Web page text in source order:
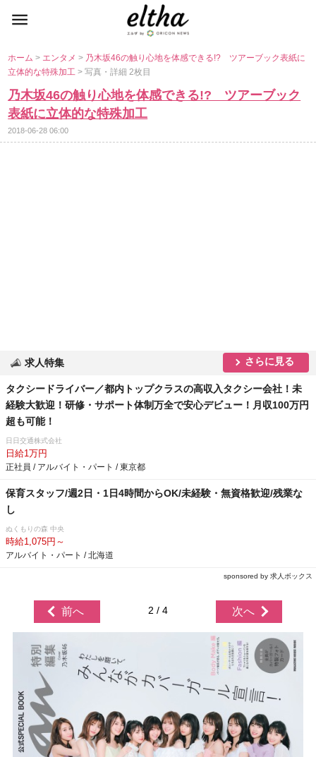
ホーム> エンタメ> 乃木坂46の触り心地を体感できる!? ツアーブック表紙に
立体的な特殊加工> 写真・詳細 2枚目
乃木坂46の触り心地を体感できる!? ツアーブック
表紙に立体的な特殊加工
2018-06-28 06:00
求人特集 さらに見る
タクシードライバー／都内トップクラスの高収入タクシー会社！未
経験大歓迎！研修・サポート体制万全で安心デビュー！月収100万円
超も可能！
日日交通株式会社
日給1万円
正社員 / アルバイト・パート / 東京都
保育スタッフ/週2日・1日4時間からOK/未経験・無資格歓迎/残業な
し
ぬくもりの森 中央
時給1,075円～
アルバイト・パート / 北海道
sponsored by 求人ボックス
前へ 2 / 4 次へ